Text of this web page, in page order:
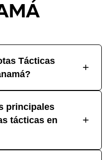
Tácticas
+
principales
tácticas en
+